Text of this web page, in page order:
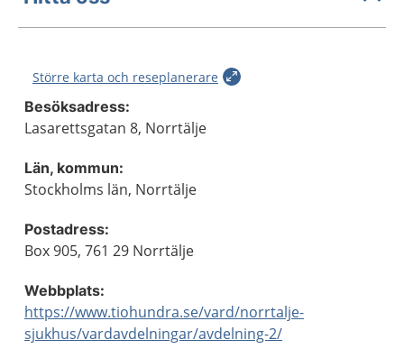
Större karta och reseplanerare
Besöksadress:
Lasarettsgatan 8, Norrtälje
Län, kommun:
Stockholms län, Norrtälje
Postadress:
Box 905, 761 29 Norrtälje
Webbplats:
https://www.tiohundra.se/vard/norrtalje-
sjukhus/vardavdelningar/avdelning-2/